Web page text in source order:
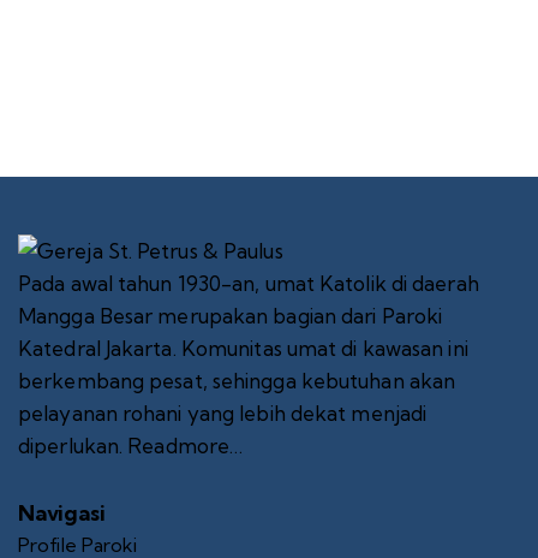
Pada awal tahun 1930-an, umat Katolik di daerah
Mangga Besar merupakan bagian dari Paroki
Katedral Jakarta. Komunitas umat di kawasan ini
berkembang pesat, sehingga kebutuhan akan
pelayanan rohani yang lebih dekat menjadi
diperlukan. Readmore…
Navigasi
Profile Paroki